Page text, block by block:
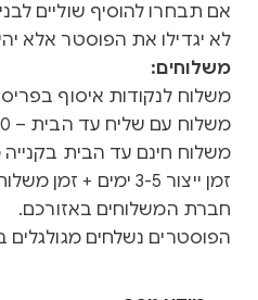
אם תבחרו להוסיף שוליים
לא יגדילו את הפוסטר אלא
משלוחים:
משלוח לנקודות איסוף בפריסה
משלוח עם שליח עד הבית – 40 ש"ח
משלוח חינם עד הבית בקנייה מעל
חברת המשלוחים באזורכם.
הפוסטרים נשלחים מגולגלים